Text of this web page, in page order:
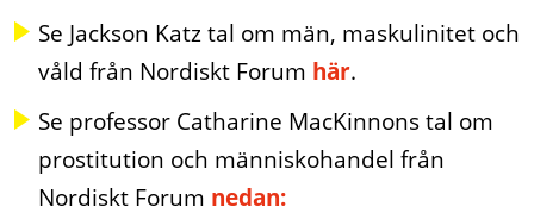
Se Jackson Katz tal om män, maskulinitet och
våld från Nordiskt Forum här.
Se professor Catharine MacKinnons tal om
prostitution och människohandel från
Nordiskt Forum nedan: